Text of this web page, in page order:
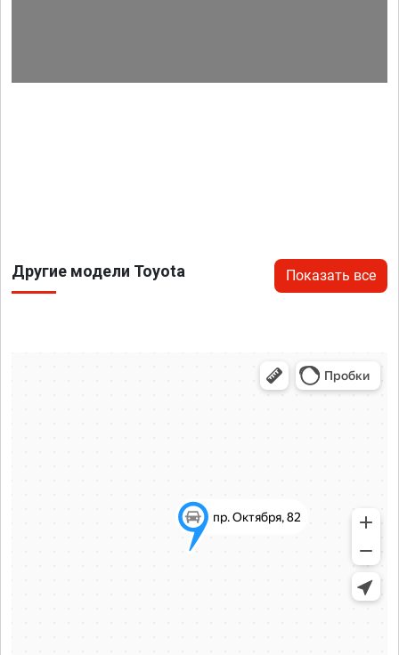
Другие модели Toyota Показать все